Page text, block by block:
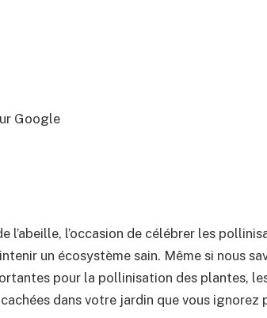
Google
l’abeille, l’occasion de célébrer les
un écosystème sain. Même si nous
pour la pollinisation des plantes,
dans votre jardin que vous ignorez